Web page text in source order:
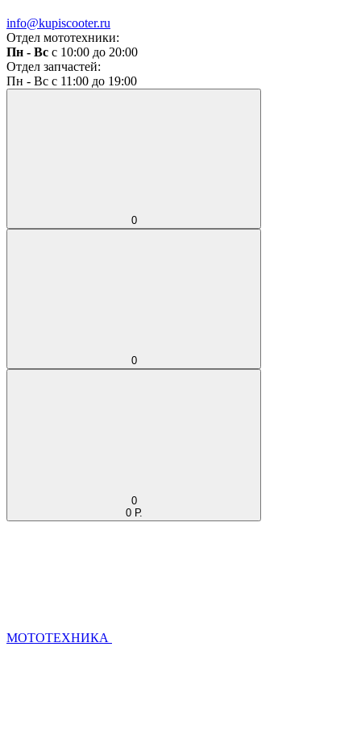
info@kupiscooter.ru
Отдел мототехники:
Пн - Вс с 10:00 до 20:00
Отдел запчастей:
Пн - Вс с 11:00 до 19:00
0
0
0
0 Р.
МОТОТЕХНИКА